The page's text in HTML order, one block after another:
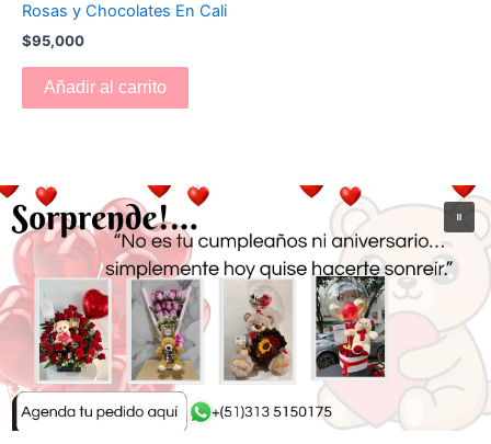
Rosas y Chocolates En Cali
$95,000
Añadir al carrito